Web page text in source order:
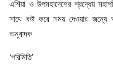
এশিয়া ও উপমহাদেশের শ্রদ্ধেয়
সাথে কষ্ট করে সময় দেওয়ার
অনুবাদক
‘পরিমিতি’